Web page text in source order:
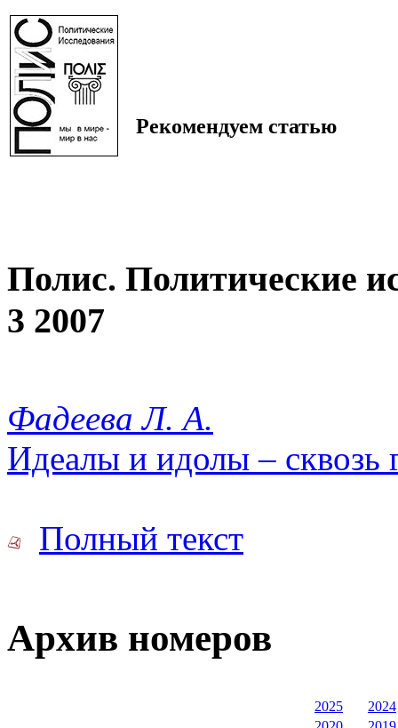
Рекомендуем статью
Полис. Политические
3 2007
Фадеева Л. А.
Идеалы и идолы – сквозь
Полный текст
Архив номеров
2025
2024